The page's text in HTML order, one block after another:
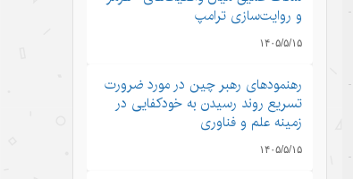
و روایت‌سازی ترامپ
۱۴۰۵/۵/۱۵
رهنمودهای رهبر چین در مورد ضرورت
تسریع روند رسیدن به خودکفایی در
زمینه علم و فناوری
۱۴۰۵/۵/۱۵